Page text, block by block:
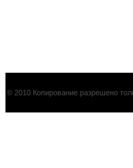
© 2010 Копирование разрешено